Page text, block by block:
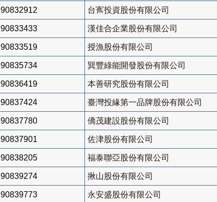
90832912 台寯投資股份有限公司
90833433 漢佳合企業股份有限公司
90833519 授漁股份有限公司
90835734 巽豐綠能開發股份有限公司
90836419 本善研究股份有限公司
90837424 臺灣投緣第一品牌股份有限公司
90837780 僑茂建設股份有限公司
90837901 佐津股份有限公司
90838205 福泰聯亞股份有限公司
90839274 揪山股份有限公司
90839773 永安盛股份有限公司